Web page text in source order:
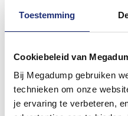
Toestemming
Cookiebeleid van
Bij Megadump gebruiken
technieken om onze
je ervaring te verbeteren,